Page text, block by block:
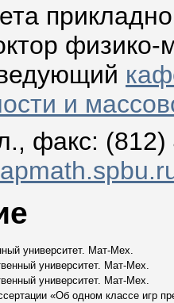
физико-
и
факс: (812)
университет. Мат-Мех.
университет. Мат-Мех.
университет. Мат-Мех.
«Об одном классе игр